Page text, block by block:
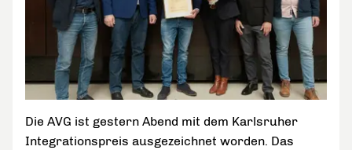
Die AVG ist gestern Abend mit dem Karlsruher
Integrationspreis ausgezeichnet worden. Das